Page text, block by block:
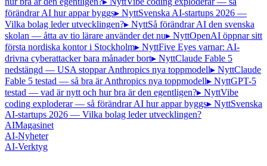
förändrar AI hur appar byggs▸ NyttSvenska AI-startups 2026 —
Vilka bolag leder utvecklingen?▸ NyttSå förändrar AI den svenska
skolan — åtta av tio lärare använder det nu▸ NyttOpenAI öppnar sitt
första nordiska kontor i Stockholm▸ NyttFive Eyes varnar: AI-
drivna cyberattacker bara månader bort▸ NyttClaude Fable 5
nedstängd — USA stoppar Anthropics nya toppmodell▸ NyttClaude
Fable 5 testad — så bra är Anthropics nya toppmodell▸ NyttGPT-5
testad — vad är nytt och hur bra är den egentligen?▸ NyttVibe
coding exploderar — så förändrar AI hur appar byggs▸ NyttSvenska
AI-startups 2026 — Vilka bolag leder utvecklingen?
AIMagasinet
AI-Nyheter
AI-Verktyg